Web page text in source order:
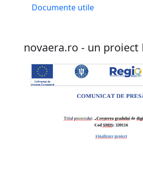
Documente utile
novaera.ro - un proiect